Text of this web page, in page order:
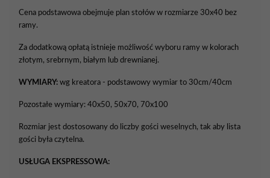
Cena podstawowa obejmuje plan stołów w rozmiarze 30x40 bez
ramy.
Za dodatkową opłatą istnieje możliwość wyboru ramy w kolorach
złotym, srebrnym, białym lub drewnianej.
WYMIARY: wg kreatora - podstawowy wymiar to 30cm/40cm
Pozostałe wymiary: 40x50, 50x70, 70x100
Rozmiar jest dostosowany do liczby gości weselnych, tak aby lista
gości była czytelna.
USŁUGA EKSPRESSOWA: